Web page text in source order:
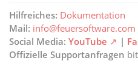
Hilfreiches: Dokumentation
Mail: info@feuersoftware.com
Social Media: YouTube |
Offizielle Supportanfragen